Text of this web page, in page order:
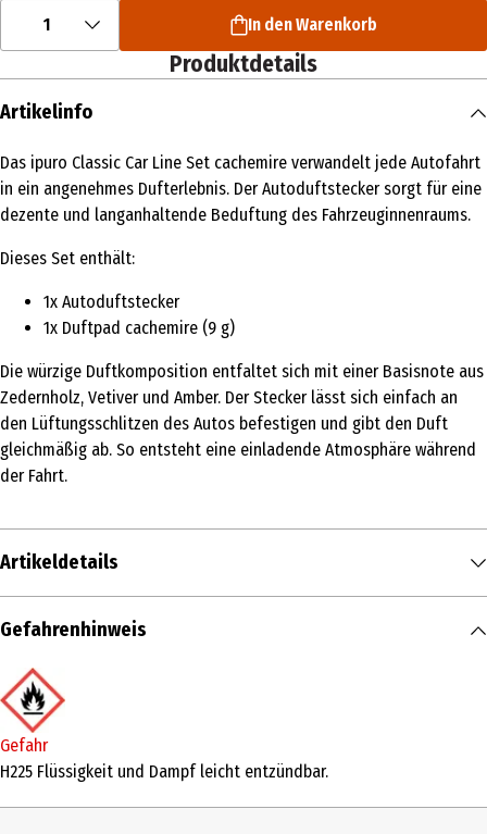
1 In den Warenkorb
Produktdetails
Artikelinfo
Das ipuro Classic Car Line Set cachemire verwandelt jede Autofahrt
in ein angenehmes Dufterlebnis. Der Autoduftstecker sorgt für eine
dezente und langanhaltende Beduftung des Fahrzeuginnenraums.
Dieses Set enthält:
1x Autoduftstecker
1x Duftpad cachemire (9 g)
Die würzige Duftkomposition entfaltet sich mit einer Basisnote aus
Zedernholz, Vetiver und Amber. Der Stecker lässt sich einfach an
den Lüftungsschlitzen des Autos befestigen und gibt den Duft
gleichmäßig ab. So entsteht eine einladende Atmosphäre während
der Fahrt.
Artikeldetails
Inhalt
Produkttyp
Lufterfrischer und Raumduft
Duftnote
würzig
Gefahrenhinweis
Gefahr
H225 Flüssigkeit und Dampf leicht entzündbar.